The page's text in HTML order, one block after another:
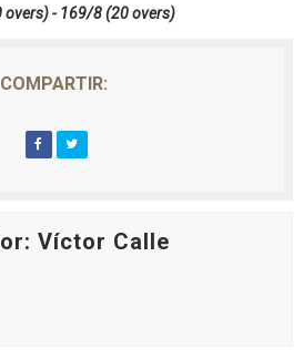
overs) - 169/8 (20 overs)
COMPARTIR:
Víctor Calle